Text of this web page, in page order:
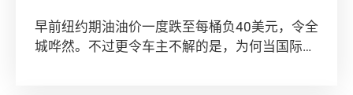
早前纽约期油油价一度跌至每桶负40美元，令全
城哗然。不过更令车主不解的是，为何当国际原